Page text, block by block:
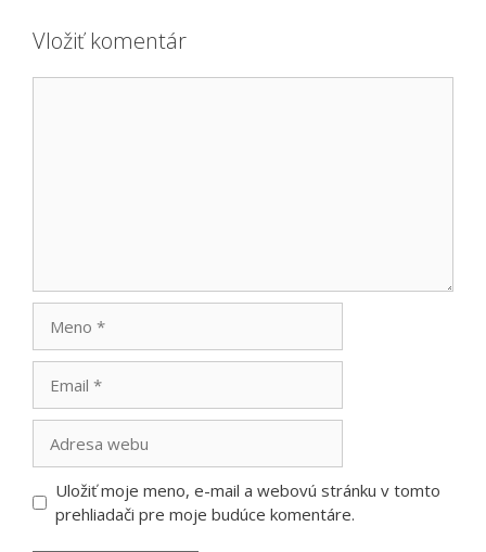
Vložiť komentár
webu
Uložiť moje meno, e-mail a webovú stránku v tomto
prehliadači pre moje budúce komentáre.